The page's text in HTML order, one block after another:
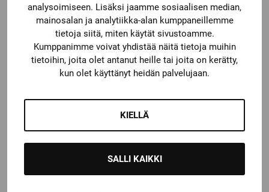
analysoimiseen. Lisäksi jaamme sosiaalisen median,
mainosalan ja analytiikka-alan kumppaneillemme
tietoja siitä, miten käytät sivustoamme.
Kumppanimme voivat yhdistää näitä tietoja muihin
tietoihin, joita olet antanut heille tai joita on kerätty,
kun olet käyttänyt heidän palvelujaan.
KIELLÄ
SALLI KAIKKI
KYPÄRÄ
Katso kaikki vaihtoehdot
219,00€
ONE RISTIKKO
Katso kaikki vaihtoehdot
49,90€